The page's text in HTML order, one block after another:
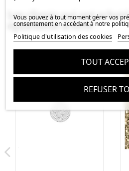
Les clients qui ont
également acheté :
Vous pouvez à tout moment gérer vos
consentement en accédant à notre
Politique d'utilisation des cookies
REFUSER
TOUT